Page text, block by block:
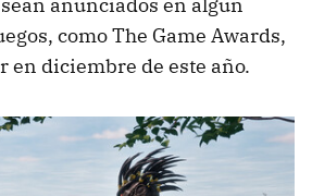
anunciados en algún
como The Game Awards,
en diciembre de este año.